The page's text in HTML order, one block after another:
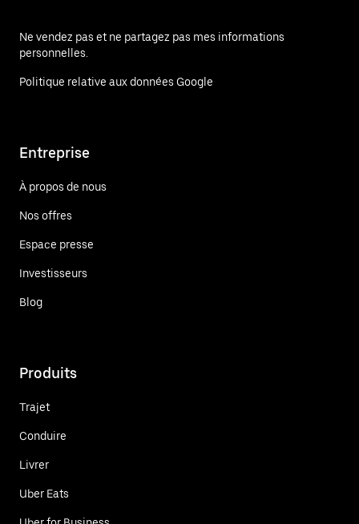
Ne vendez pas et ne partagez pas mes informations
personnelles.
Politique relative aux données Google
Entreprise
À propos de nous
Nos offres
Espace presse
Investisseurs
Blog
Produits
Trajet
Conduire
Livrer
Uber Eats